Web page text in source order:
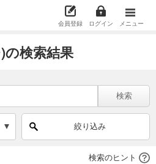
会員登録 ログイン メニュー
検索結果
検索
絞り込み
検索のヒント